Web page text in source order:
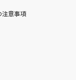
注意事項